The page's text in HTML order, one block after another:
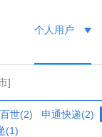
个人用户
]
百世(2) 申通快递(2)
(1)